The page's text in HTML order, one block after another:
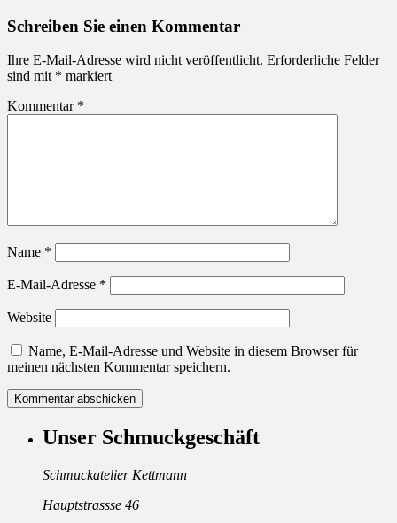
Schreiben Sie einen Kommentar
Ihre E-Mail-Adresse wird nicht veröffentlicht. Erforderliche Felder
sind mit * markiert
Kommentar *
Name *
E-Mail-Adresse *
Website
Name, E-Mail-Adresse und Website in diesem Browser für
meinen nächsten Kommentar speichern.
Unser Schmuckgeschäft
Schmuckatelier Kettmann
Hauptstrassse 46